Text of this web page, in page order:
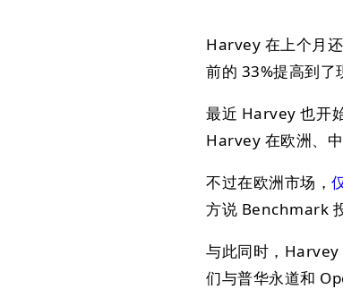
Harvey 在上个月
前的 33%提高到了
最近 Harvey 也开
Harvey 在欧洲、
不过在欧洲市场，
方说 Benchmark
与此同时，Harvey
们与普华永道和